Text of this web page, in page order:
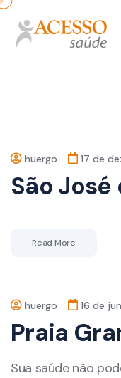
huergo 17 de
São José
Read More
huergo 16 de
Praia
Sua saúde não